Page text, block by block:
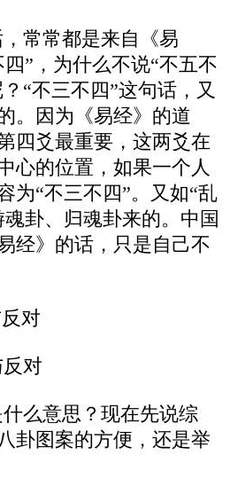
常常都是来自《易
”，为什么不说“不五不
“不三不四”这句话，又
。因为《易经》的道
四爻最重要，这两爻在
心的位置，如果一个人
为“不三不四”。又如“乱
卦、归魂卦来的。中国
经》的话，只是自己不
对
对
么意思？现在先说综
卦图案的方便，还是举